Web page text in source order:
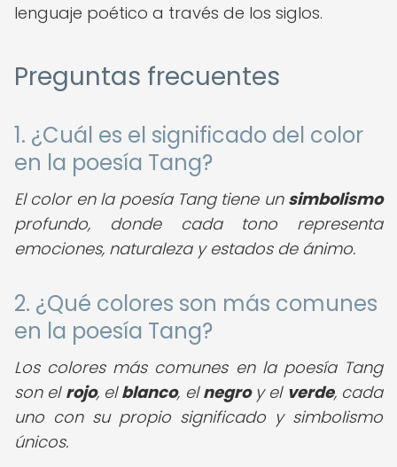
lenguaje poético a través de los siglos.
Preguntas frecuentes
1. ¿Cuál es el significado del color
en la poesía Tang?
El color en la poesía Tang tiene un simbolismo
profundo, donde cada tono representa
emociones, naturaleza y estados de ánimo.
2. ¿Qué colores son más comunes
en la poesía Tang?
Los colores más comunes en la poesía Tang
son el rojo, elblanco, elnegroy el verde, cada
uno con su propio significado y simbolismo
únicos.